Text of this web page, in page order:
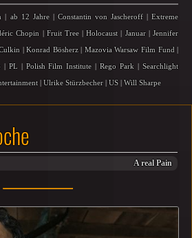
A real Pain
ab 12 Jahre| Constantin von Jascheroff|Extreme
Chopin Fruit Tree|Holocaust Januar| Jennifer
|Konrad Bösherz| Mazovia Warsaw Film Fund
PL Polish Film Institute |Rego Park |Searchlight
Ulrike Stürzbecher US Will Sharpe